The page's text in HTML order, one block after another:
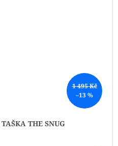
1 495 Kč
–13 %
THE SNUG